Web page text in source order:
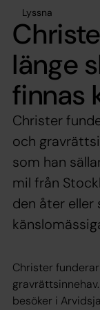
Lyssna
länge
finnas
Christer
och
som han
mil från
den åter eller
Christer
besöker i